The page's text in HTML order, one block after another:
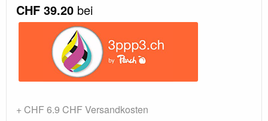
CHF 39.20 bei
+ CHF 6.9 CHF Versandkosten